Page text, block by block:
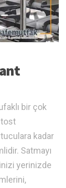
bir çok
tost
kadar
Satmayı
yerinizde